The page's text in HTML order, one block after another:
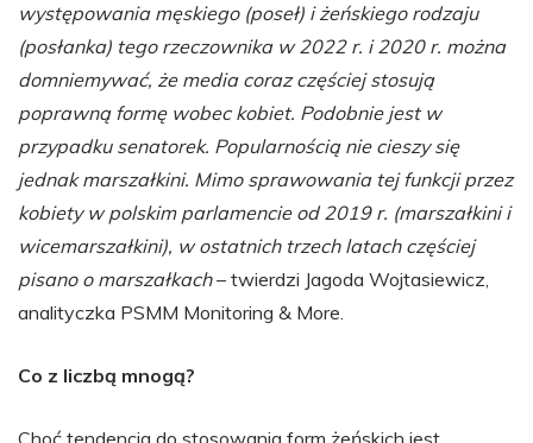
występowania męskiego (poseł) i żeńskiego rodzaju
(posłanka) tego rzeczownika w 2022 r. i 2020 r. można
domniemywać, że media coraz częściej stosują
poprawną formę wobec kobiet. Podobnie jest w
przypadku senatorek. Popularnością nie cieszy się
jednak marszałkini. Mimo sprawowania tej funkcji przez
kobiety w polskim parlamencie od 2019 r. (marszałkini i
wicemarszałkini), w ostatnich trzech latach częściej
pisano o marszałkach– twierdzi Jagoda Wojtasiewicz,
analityczka PSMM Monitoring & More.
Co z liczbą mnogą?